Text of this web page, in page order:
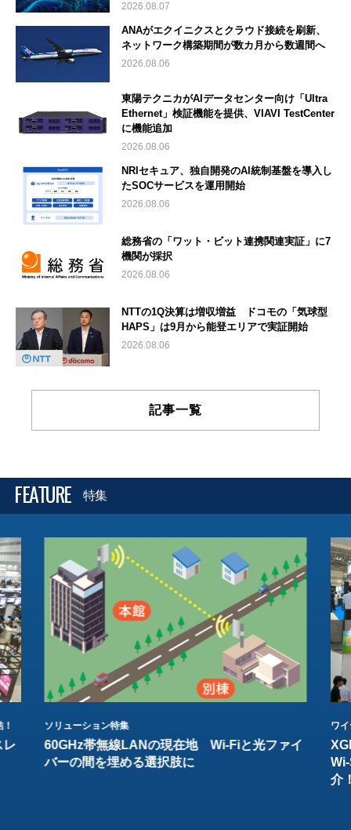
2026.08.07
ANAがエクイニクスとクラウド接続を刷新、
ネットワーク構築期間が数カ月から数週間へ
2026.08.06
東陽テクニカがAIデータセンター向け「Ultra
Ethernet」検証機能を提供、VIAVI TestCenter
に機能追加
2026.08.06
NRIセキュア、独自開発のAI統制基盤を導入し
たSOCサービスを運用開始
2026.08.06
総務省の「ワット・ビット連携関連実証」に7
機関が採択
2026.08.06
NTTの1Q決算は増収増益 ドコモの「気球型
HAPS」は9月から能登エリアで実証開始
2026.08.06
記事一覧
FEATURE 特集
レ
ソリューション特集
60GHz帯無線LANの現在地 Wi-Fiと光ファイ
バーの間を埋める選択肢に
ワ
介